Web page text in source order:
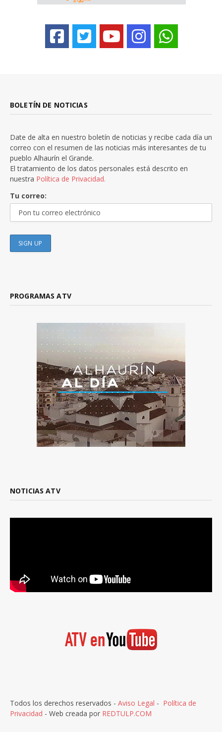
BOLETÍN DE NOTICIAS
Date de alta en nuestro boletín de noticias y recibe cada día un
correo con el resumen de las noticias más interesantes de tu
pueblo Alhaurín el Grande.
El tratamiento de los datos personales está descrito en
nuestra Política de Privacidad.
Tu correo:
PROGRAMAS ATV
NOTICIAS ATV
Todos los derechos reservados - Aviso Legal - Política de
Privacidad - Web creada por REDTULP.COM